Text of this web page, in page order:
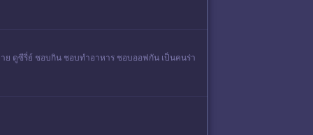
าย ดูซีรี่ย์ ชอบกิน ชอบทำอาหาร ชอบออฟกัน เป็นคนร่า